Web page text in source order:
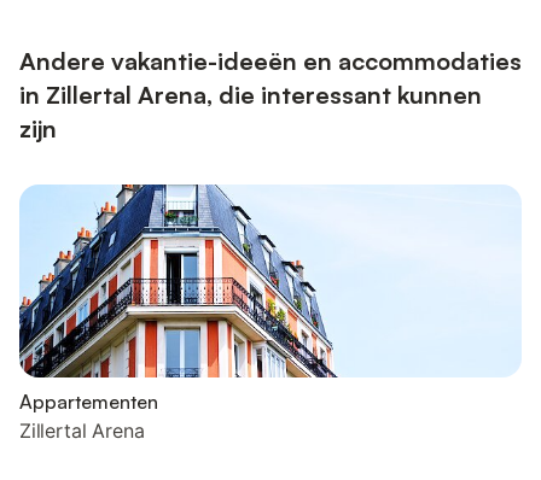
aangeboden. Hoogtepunten: Rusti...
Andere vakantie-ideeën en accommodaties
in Zillertal Arena, die interessant kunnen
zijn
Appartementen
Zillertal Arena